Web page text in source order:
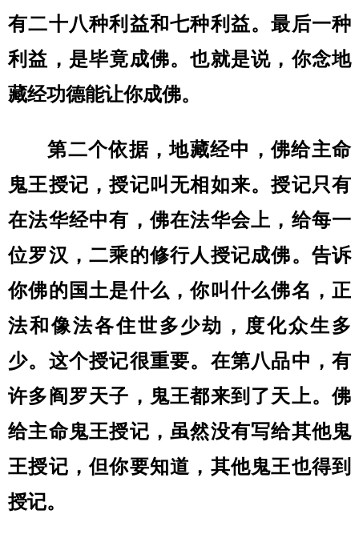
有二十八种利益和七种利益。最后一种
利益，是毕竟成佛。也就是说，你念地
藏经功德能让你成佛。
第二个依据，地藏经中，佛给主命
鬼王授记，授记叫无相如来。授记只有
在法华经中有，佛在法华会上，给每一
位罗汉，二乘的修行人授记成佛。告诉
你佛的国土是什么，你叫什么佛名，正
法和像法各住世多少劫，度化众生多
少。这个授记很重要。在第八品中，有
许多阎罗天子，鬼王都来到了天上。佛
给主命鬼王授记，虽然没有写给其他鬼
王授记，但你要知道，其他鬼王也得到
授记。